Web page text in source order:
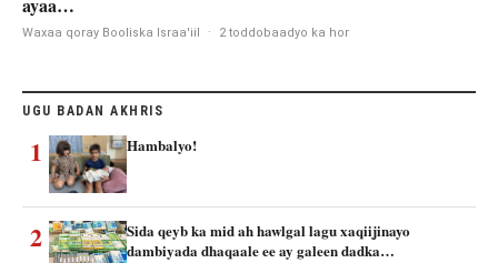
Waxaa qoray Booliska Israa'iil · 2 toddobaadyo ka hor
UGU BADAN AKHRIS
1 Hambalyo!
2
Sida qeyb ka mid ah hawlgal lagu xaqiijinayo
dambiyada dhaqaale ee ay galeen dadka…